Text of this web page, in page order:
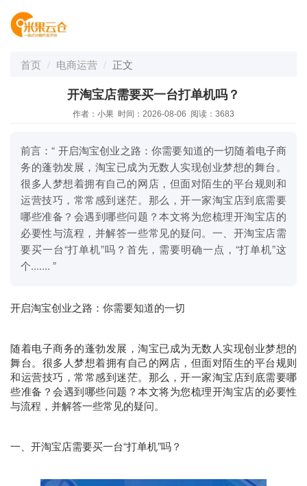
首页 电商运营 正文
开淘宝店需要买一台打单机吗？
作者：小果 时间：2026-08-06 阅读：3683
前言：“ 开启淘宝创业之路：你需要知道的一切随着电子商
务的蓬勃发展，淘宝已成为无数人实现创业梦想的舞台。
很多人梦想着拥有自己的网店，但面对陌生的平台规则和
运营技巧，常常感到迷茫。那么，开一家淘宝店到底需要
哪些准备？会遇到哪些问题？本文将为您梳理开淘宝店的
必要性与流程，并解答一些常见的疑问。一、开淘宝店需
要买一台“打单机”吗？首先，需要明确一点，“打单机”这
个....... ”
开启淘宝创业之路：你需要知道的一切
随着电子商务的蓬勃发展，淘宝已成为无数人实现创业梦想的
舞台。很多人梦想着拥有自己的网店，但面对陌生的平台规则
和运营技巧，常常感到迷茫。那么，开一家淘宝店到底需要哪
些准备？会遇到哪些问题？本文将为您梳理开淘宝店的必要性
与流程，并解答一些常见的疑问。
一、开淘宝店需要买一台“打单机”吗？